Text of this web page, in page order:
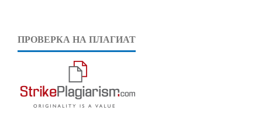
ПРОВЕРКА НА ПЛАГИАТ